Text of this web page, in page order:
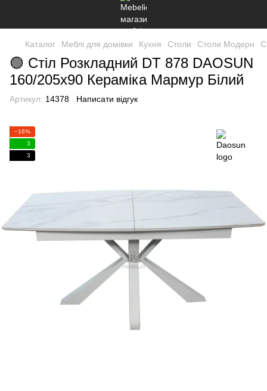
Каталог Меблі для домівки Кухня Столи Столи Модерн
🟢 Стіл Розкладний DT 878 DAOSUN
160/205x90 Кераміка Мармур Білий
Артикул: 14378 Написати відгук
−16%
3
3